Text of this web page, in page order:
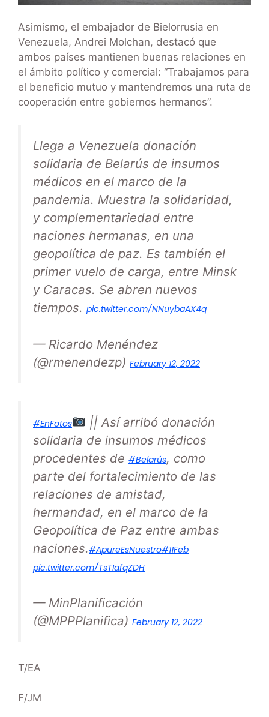
Asimismo, el embajador de Bielorrusia en
Venezuela, Andrei Molchan, destacó que
ambos países mantienen buenas relaciones en
el ámbito político y comercial: “Trabajamos para
el beneficio mutuo y mantendremos una ruta de
cooperación entre gobiernos hermanos”.
Llega a Venezuela donación
solidaria de Belarús de insumos
médicos en el marco de la
pandemia. Muestra la solidaridad,
y complementariedad entre
naciones hermanas, en una
geopolítica de paz. Es también el
primer vuelo de carga, entre Minsk
y Caracas. Se abren nuevos
tiempos. pic.twitter.com/NNuybaAX4q
— Ricardo Menéndez
(@rmenendezp) February 12, 2022
#EnFotos
|| Así arribó donación
solidaria de insumos médicos
procedentes de #Belarús, como
parte del fortalecimiento de las
relaciones de amistad,
hermandad, en el marco de la
Geopolítica de Paz entre ambas
naciones.#ApureEsNuestro#11Feb
pic.twitter.com/TsTIafqZDH
— MinPlanificación
(@MPPPlanifica) February 12, 2022
T/EA
F/JM